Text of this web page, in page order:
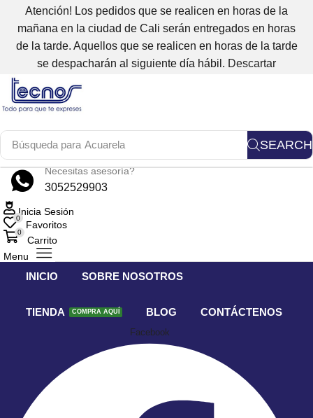
Atención! Los pedidos que se realicen en horas de la
mañana en la ciudad de Cali serán entregados en horas
de la tarde. Aquellos que se realicen en horas de la tarde
se despacharán al siguiente día hábil. Descartar
Búsqueda para Acuarela SEARCH
Necesitas asesoría?
3052529903
Inicia Sesión
0
Favoritos
0
Carrito
Menu
INICIO SOBRE NOSOTROS
TIENDA COMPRA AQUÍ BLOG CONTÁCTENOS
Facebook